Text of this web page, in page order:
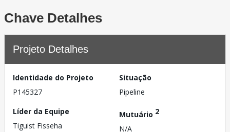
Chave Detalhes
Projeto Detalhes
Identidade do Projeto
P145327
Situação
Pipeline
Líder da Equipe
Tiguist Fisseha
Mutuário 2
N/A